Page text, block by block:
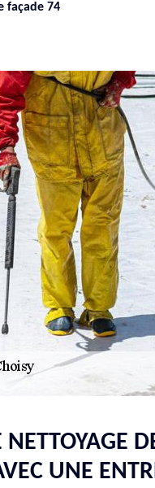
façade 74
NETTOYAGE
UNE